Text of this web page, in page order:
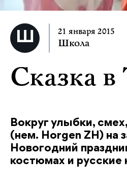
21 января 2015
Школа
Сказка в
Вокруг улыбки,
(нем. Horgen ZH) на
Новогодний
костюмах и